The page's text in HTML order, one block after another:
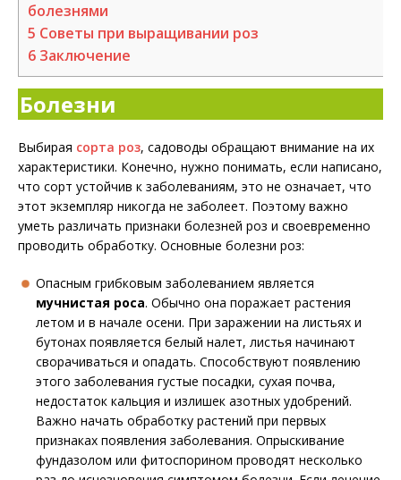
болезнями
5 Советы при выращивании роз
6 Заключение
Болезни
Выбирая сорта роз, садоводы обращают внимание на их
характеристики. Конечно, нужно понимать, если написано,
что сорт устойчив к заболеваниям, это не означает, что
этот экземпляр никогда не заболеет. Поэтому важно
уметь различать признаки болезней роз и своевременно
проводить обработку. Основные болезни роз:
Опасным грибковым заболеванием является
мучнистая роса. Обычно она поражает растения
летом и в начале осени. При заражении на листьях и
бутонах появляется белый налет, листья начинают
сворачиваться и опадать. Способствуют появлению
этого заболевания густые посадки, сухая почва,
недостаток кальция и излишек азотных удобрений.
Важно начать обработку растений при первых
признаках появления заболевания. Опрыскивание
фундазолом или фитоспорином проводят несколько